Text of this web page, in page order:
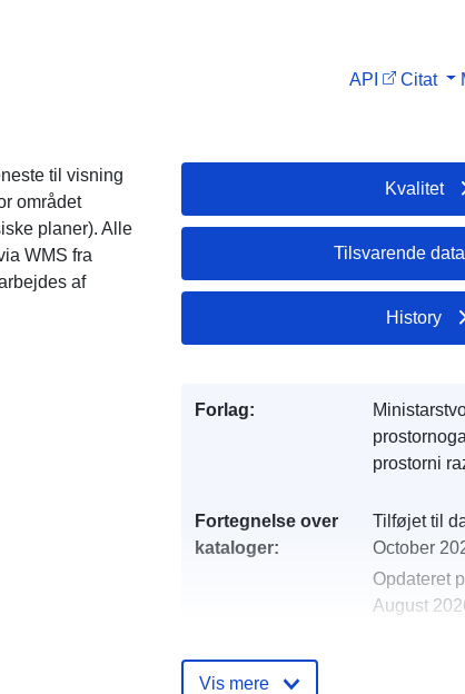
API Citat
til visning
området
planer). Alle
WMS fra
af
Kvalitet
Tilsvarende
History
Forlag:
prostorni
Fortegnelse over
kataloger:
Tilføjet til
October
Opdateret
August
uriRef:
Vis mere